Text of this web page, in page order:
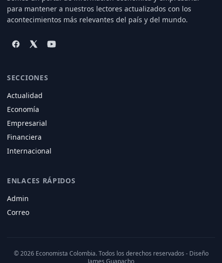
para mantener a nuestros lectores actualizados con los
acontecimientos más relevantes del país y del mundo.
SECCIONES
Actualidad
Economía
Empresarial
Financiera
Internacional
ENLACES RÁPIDOS
Admin
Correo
© 2026 Economista Colombia. Todos los derechos reservados - Diseño
James Guapacho